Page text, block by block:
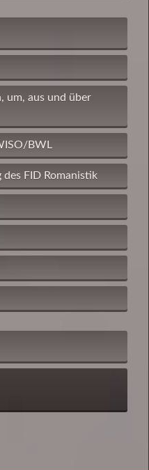
um, aus und über
BWL
des FID Romanistik